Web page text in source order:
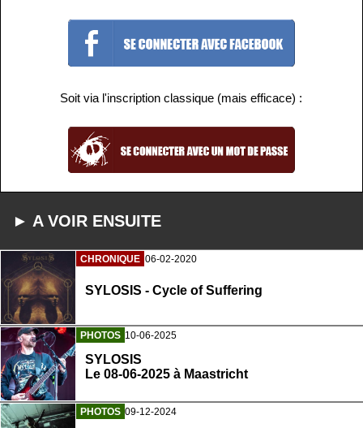
Soit via l'inscription classique (mais efficace) :
► A VOIR ENSUITE
CHRONIQUE 06-02-2020
SYLOSIS - Cycle of Suffering
PHOTOS 10-06-2025
SYLOSIS
Le 08-06-2025 à Maastricht
PHOTOS 09-12-2024